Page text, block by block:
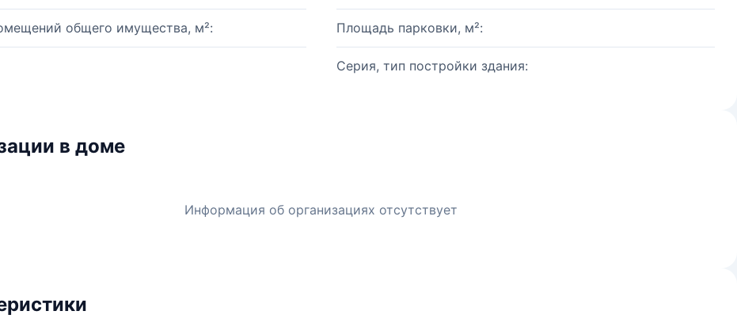
общего имущества, м²: Площадь парковки, м²:
Серия, тип постройки здания:
в доме
Информация об организациях отсутствует